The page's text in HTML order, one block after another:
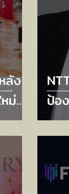
ลัง
ม่
ที่
ป้อ
ด้ว
ระ
รับ